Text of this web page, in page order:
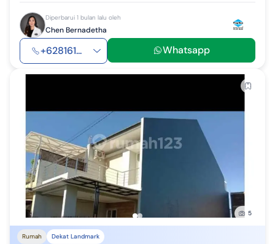
Diperbarui 1 bulan lalu oleh
Chen Bernadetha
+628161... Whatsapp
5
Rumah Dekat Landmark